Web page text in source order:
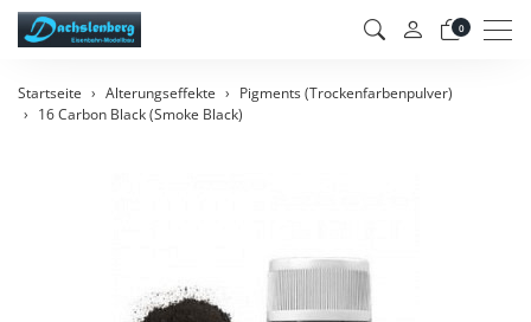
0
Startseite Alterungseffekte
Pigments (Trockenfarbenpulver)
16 Carbon Black (Smoke Black)